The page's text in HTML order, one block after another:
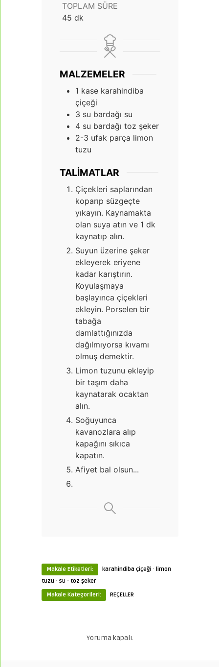
TOPLAM SÜRE
45 dakika
dk
MALZEMELER
1 kase karahindiba
çiçeği
3 su bardağı su
4 su bardağı toz şeker
2-3 ufak parça limon
tuzu
TALIMATLAR
Çiçekleri saplarından
koparıp süzgeçte
yıkayın. Kaynamakta
olan suya atın ve 1 dk
kaynatıp alın.
Suyun üzerine şeker
ekleyerek eriyene
kadar karıştırın.
Koyulaşmaya
başlayınca çiçekleri
ekleyin. Porselen bir
tabağa
damlattığınızda
dağılmıyorsa kıvamı
olmuş demektir.
Limon tuzunu ekleyip
bir taşım daha
kaynatarak ocaktan
alın.
Soğuyunca
kavanozlara alıp
kapağını sıkıca
kapatın.
Afiyet bal olsun...
Makale Etiketleri: karahindiba çiçeği · limon
tuzu · su · toz şeker
Makale Kategorileri:
REÇELLER
Yoruma kapalı.